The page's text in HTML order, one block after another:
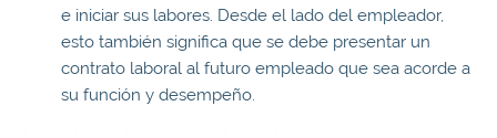
e iniciar sus labores. Desde el lado del empleador,
esto también significa que se debe presentar un
contrato laboral al futuro empleado que sea acorde a
su función y desempeño.